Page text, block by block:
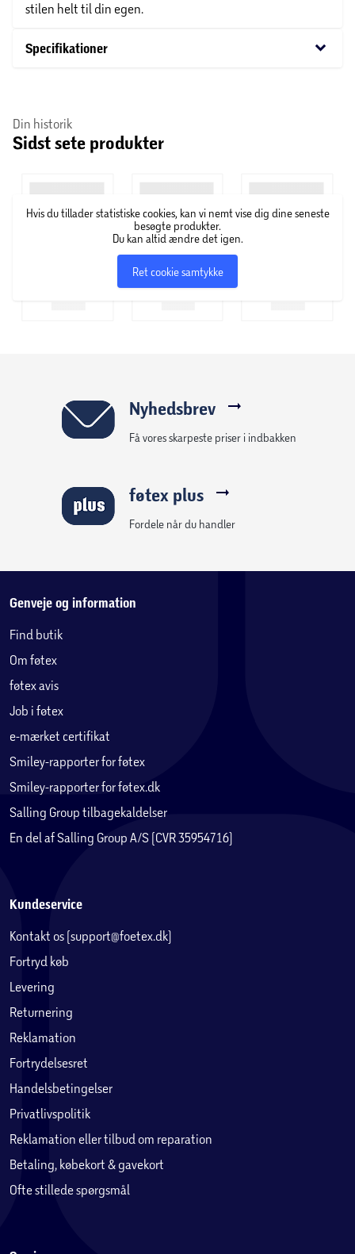
stilen helt til din egen.
Specifikationer keyboard_arrow_down
Din historik
Sidst sete produkter
Hvis du tillader statistiske cookies, kan vi nemt vise dig dine seneste
besøgte produkter.
Du kan altid ændre det igen.
Ret cookie samtykke
Nyhedsbrev
Få vores skarpeste priser i indbakken
føtex plus
Fordele når du handler
Genveje og information
Find butik
Om føtex
føtex avis
Job i føtex
e-mærket certifikat
Smiley-rapporter for føtex
Smiley-rapporter for føtex.dk
Salling Group tilbagekaldelser
En del af Salling Group A/S (CVR 35954716)
Kundeservice
Kontakt os (support@foetex.dk)
Fortryd køb
Levering
Returnering
Reklamation
Fortrydelsesret
Handelsbetingelser
Privatlivspolitik
Reklamation eller tilbud om reparation
Betaling, købekort & gavekort
Ofte stillede spørgsmål